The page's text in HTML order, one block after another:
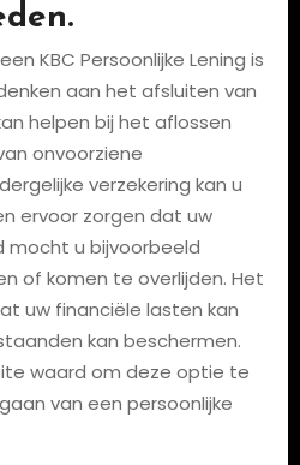
KBC Persoonlijke Lening is
aan het afsluiten van
helpen bij het aflossen
onvoorziene
verzekering kan u
ervoor zorgen dat uw
u bijvoorbeeld
of komen te overlijden. Het
uw financiële lasten kan
kan beschermen.
waard om deze optie te
van een persoonlijke